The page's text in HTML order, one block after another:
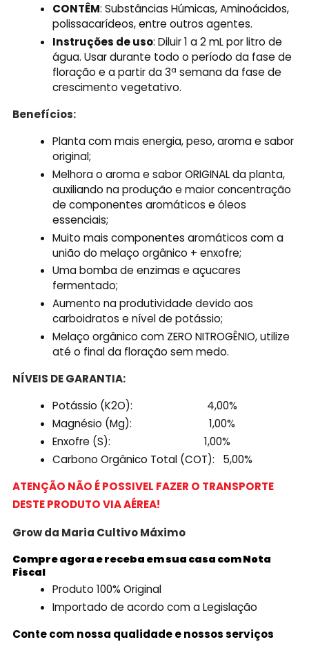
CONTÊM: Substâncias Húmicas, Aminoácidos,
polissacarídeos, entre outros agentes.
Instruções de uso: Diluir 1 a 2 mL por litro de
água. Usar durante todo o período da fase de
floração e a partir da 3ª semana da fase de
crescimento vegetativo.
Benefícios:
Planta com mais energia, peso, aroma e sabor
original;
Melhora o aroma e sabor ORIGINAL da planta,
auxiliando na produção e maior concentração
de componentes aromáticos e óleos
essenciais;
Muito mais componentes aromáticos com a
união do melaço orgânico + enxofre;
Uma bomba de enzimas e açucares
fermentado;
Aumento na produtividade devido aos
carboidratos e nível de potássio;
Melaço orgânico com ZERO NITROGÊNIO, utilize
até o final da floração sem medo.
NÍVEIS DE GARANTIA:
Potássio (K2O): 4,00%
Magnésio (Mg): 1,00%
Enxofre (S): 1,00%
Carbono Orgânico Total (COT): 5,00%
ATENÇÃO NÃO É POSSIVEL FAZER O TRANSPORTE
DESTE PRODUTO VIA AÉREA!
Grow da Maria CultivoMáximo
Compre agora e receba em sua casa com Nota
Fiscal
Produto 100% Original
Importado de acordo com a Legislação
Conte com nossa qualidade e nossos serviços